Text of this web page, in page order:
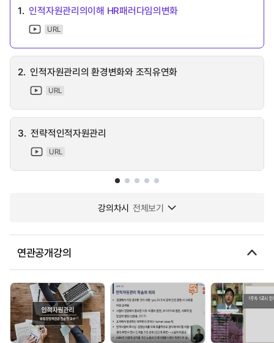
1. 인적자원관리의이해 HR패러다임의변화
URL
2. 인적자원관리의 환경변화와 조직유연화
URL
3. 전략적인적자원관리
URL
강의차시 전체보기
연관공개강의